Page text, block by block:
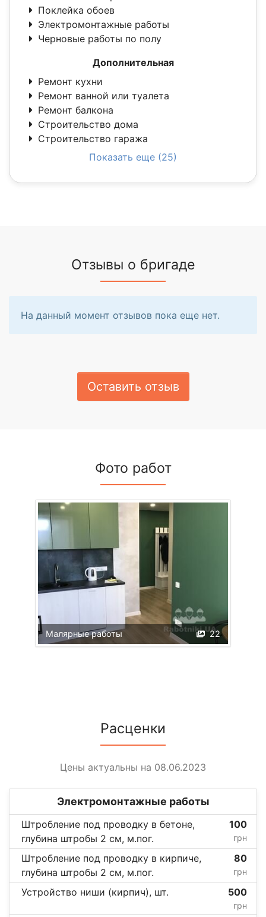
Поклейка обоев
Электромонтажные работы
Черновые работы по полу
Дополнительная
Ремонт кухни
Ремонт ванной или туалета
Ремонт балкона
Строительство дома
Строительство гаража
Показать еще (25)
Отзывы о бригаде
На данный момент отзывов пока еще нет.
Оставить отзыв
Фото работ
22
Малярные работы
Расценки
Цены актуальны на 08.06.2023
Электромонтажные работы
Штробление под проводку в бетоне,
глубина штробы 2 см, м.пог.
100
грн
Штробление под проводку в кирпиче,
глубина штробы 2 см, м.пог.
80
грн
Устройство ниши (кирпич), шт. 500
грн